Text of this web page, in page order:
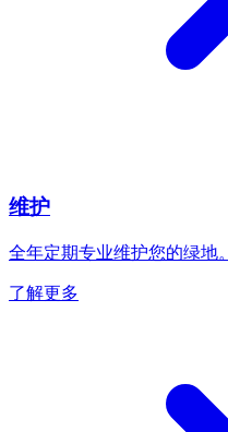
维护
全年定期专业维护您的绿地。
了解更多